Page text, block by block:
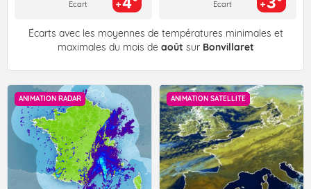
Ecart Ecart
Écarts avec les moyennes de températures minimales et
maximales du mois de août sur Bonvillaret
ANIMATION RADAR ANIMATION SATELLITE